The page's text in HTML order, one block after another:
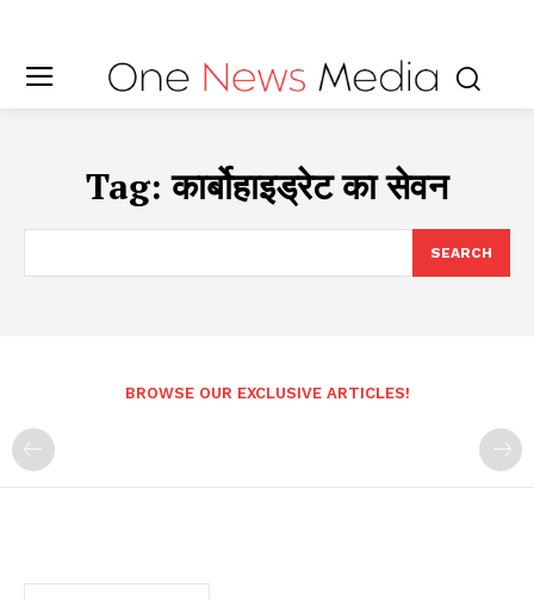
Tag:कार्बोहाइड्रेट का सेवन
SEARCH
BROWSE OUR EXCLUSIVE ARTICLES!